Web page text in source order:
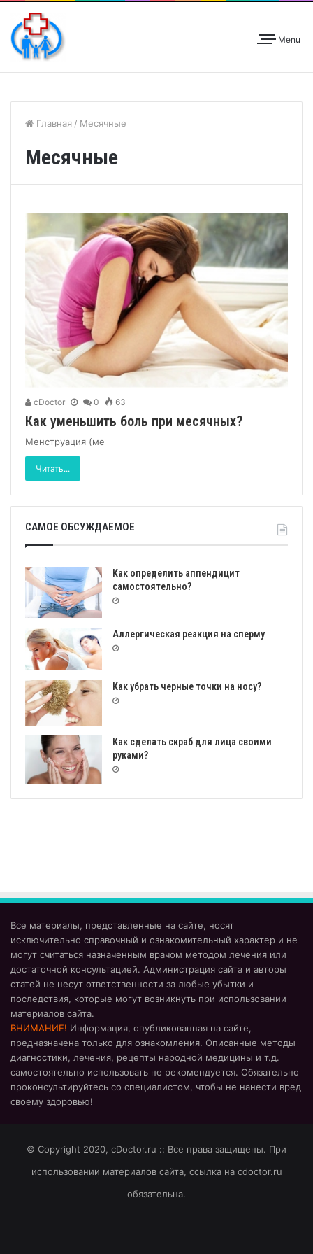
Menu
Главная / Месячные
Месячные
cDoctor 0 63
Как уменьшить боль при месячных?
Менструация (ме
Читать...
САМОЕ ОБСУЖДАЕМОЕ
Как определить аппендицит
самостоятельно?
Аллергическая реакция на сперму
Как убрать черные точки на носу?
Как сделать скраб для лица своими
руками?
Все материалы, представленные на сайте, носят
исключительно справочный и ознакомительный характер и не
могут считаться назначенным врачом методом лечения или
достаточной консультацией. Администрация сайта и авторы
статей не несут ответственности за любые убытки и
последствия, которые могут возникнуть при использовании
материалов сайта.
ВНИМАНИЕ! Информация, опубликованная на сайте,
предназначена только для ознакомления. Описанные методы
диагностики, лечения, рецепты народной медицины и т.д.
самостоятельно использовать не рекомендуется. Обязательно
проконсультируйтесь со специалистом, чтобы не нанести вред
своему здоровью!
© Copyright 2020, cDoctor.ru :: Все права защищены. При
использовании материалов сайта, ссылка на cdoctor.ru
обязательна.